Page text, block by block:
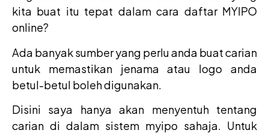
kita buat itu tepat dalam cara daftar MYIPO
online?
Ada banyak sumber yang perlu anda buat carian
untuk memastikan jenama atau logo anda
betul-betul boleh digunakan.
Disini saya hanya akan menyentuh tentang
carian di dalam sistem myipo sahaja. Untuk